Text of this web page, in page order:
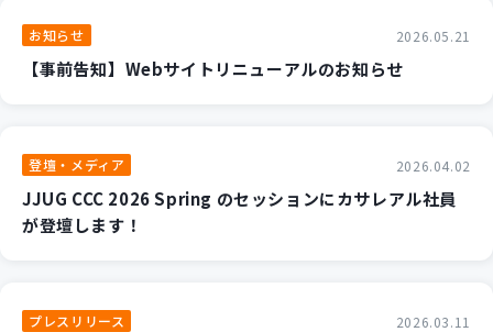
お知らせ 2026.05.21
【事前告知】Webサイトリニューアルのお知らせ
登壇・メディア 2026.04.02
JJUG CCC 2026 Spring のセッションにカサレアル社員
が登壇します！
プレスリリース 2026.03.11